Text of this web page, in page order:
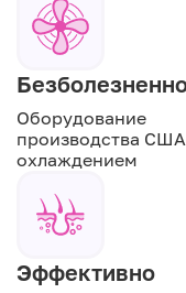
Оборудование
производства
охлаждением
Эффективно